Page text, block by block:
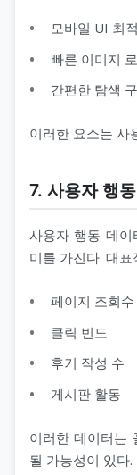
모바일 UI 최
빠른 이미지
간편한 탐색
이러한 요소는 사
7. 사용자 행
사용자 행동 데이
미를 가진다. 대
페이지 조회수
클릭 빈도
후기 작성 수
게시판 활동
이러한 데이터는
될 가능성이 있다.